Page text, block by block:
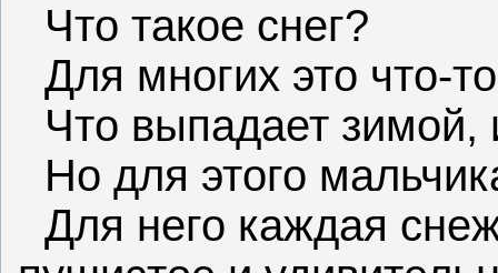
Что такое снег?
Для многих это что-
Что выпадает зимой,
Но для этого
Для него каждая